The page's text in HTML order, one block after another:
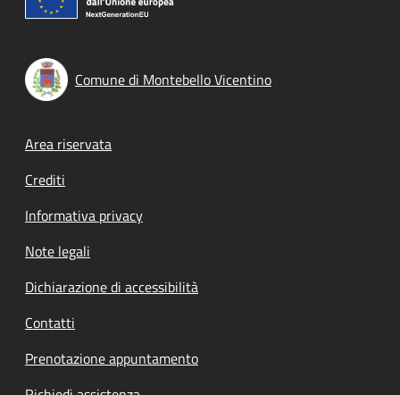
Comune di Montebello Vicentino
Footer menu
Area riservata
Crediti
Informativa privacy
Note legali
Dichiarazione di accessibilità
Contatti
Prenotazione appuntamento